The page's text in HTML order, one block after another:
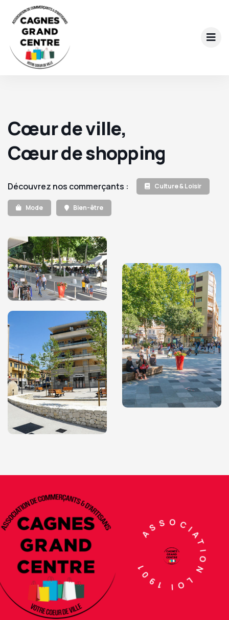
Cœur de ville,
Cœur de shopping
Découvrez nos commerçants : Culture & Loisir
Mode Bien-être
ASSOCIATION LOI 1901